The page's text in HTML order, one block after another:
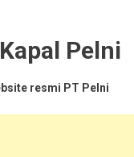
Pelni
resmi PT Pelni